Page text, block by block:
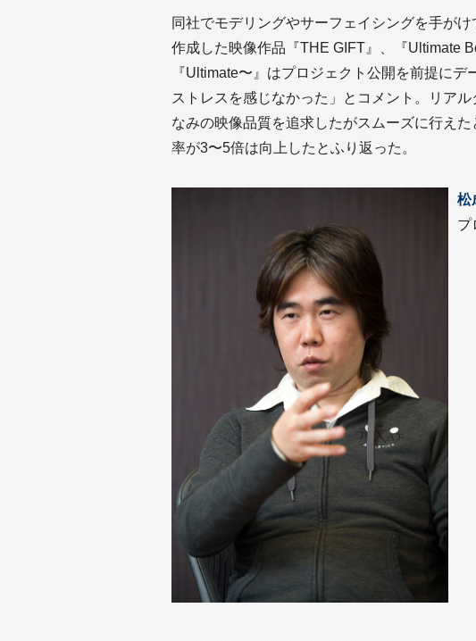
同社でモデリングやサーフェイシングを手が
作成した映像作品『THE GIFT』、『Ultimate
『Ultimate〜』はプロジェクト公開を前提に
ストレスを感じなかった」とコメント。リア
なみの映像品質を追求したがスムーズに行え
率が3〜5倍は向上したとふり返った。
松
プ